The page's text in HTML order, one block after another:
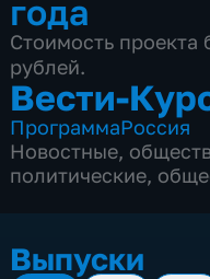
года
Стоимость проекта
рублей.
Вести-
ПрограммаРоссия
Новостные,
политические,
Выпуски